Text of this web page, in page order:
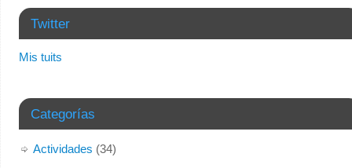
Twitter
Mis tuits
Categorías
Actividades (34)